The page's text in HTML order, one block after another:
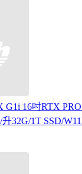
G1i 16吋RTX
32G/1T SSD/